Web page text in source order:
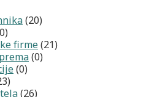
(20)
firme(21)
(0)
(0)
(26)